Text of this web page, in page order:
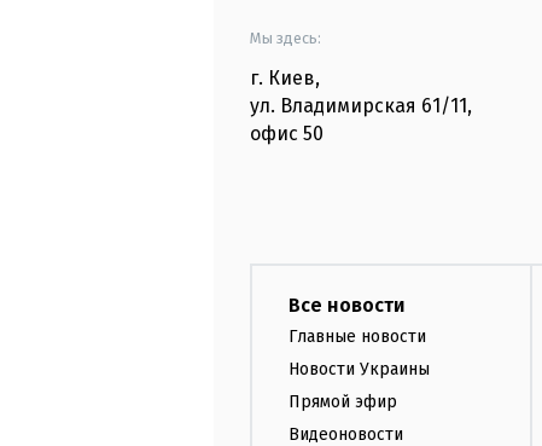
Мы здесь:
г. Киев,
ул. Владимирская 61/11,
офис 50
Все новости
Главные новости
Новости Украины
Прямой эфир
Видеоновости